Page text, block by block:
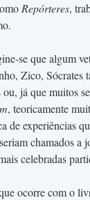
Repórteres,
se que algum
Zico, Sócrates
já que muitos
, teoricamente
de experiências
chamados a
celebradas
ocorre com o